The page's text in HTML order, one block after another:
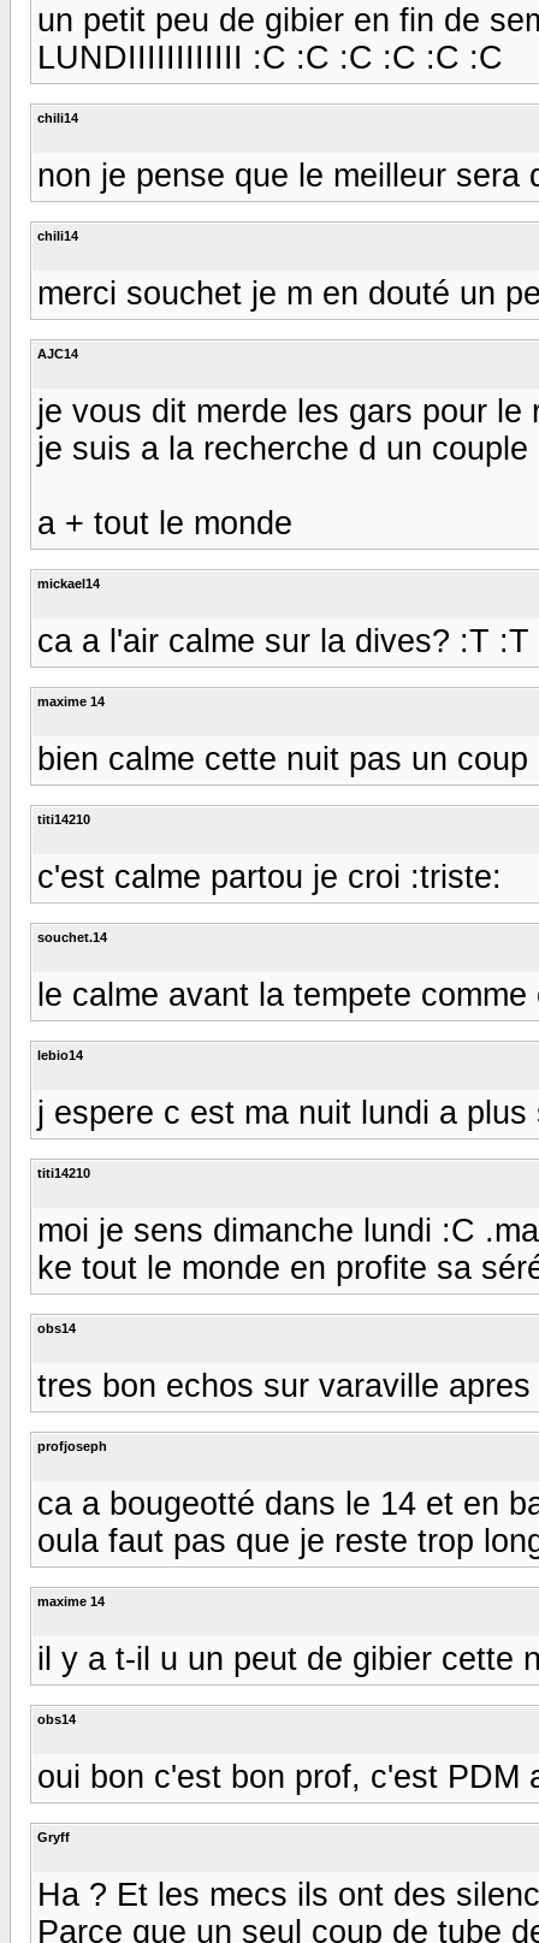
un petit peu de gibier en fin de
LUNDIIIIIIIIIIII :C :C :C :C :C :C
chili14
non je pense que le meilleur sera
chili14
merci souchet je m en douté un
AJC14
je vous dit merde les gars pour le
je suis a la recherche d un
a + tout le monde
mickael14
ca a l'air calme sur la dives? :T
maxime 14
bien calme cette nuit pas un coup
titi14210
c'est calme partou je croi :triste:
souchet.14
le calme avant la tempete
lebio14
j espere c est ma nuit lundi a
titi14210
moi je sens dimanche lundi :C
ke tout le monde en profite sa
obs14
tres bon echos sur varaville
profjoseph
ca a bougeotté dans le 14 et en
oula faut pas que je reste trop
maxime 14
il y a t-il u un peut de gibier cette
obs14
oui bon c'est bon prof, c'est PDM
Gryff
Ha ? Et les mecs ils ont des
Parce que un seul coup de tube